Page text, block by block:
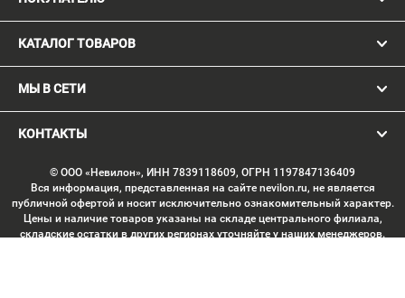
КАТАЛОГ ТОВАРОВ
МЫ В СЕТИ
КОНТАКТЫ
© ООО «Невилон», ИНН 7839118609, ОГРН 1197847136409
Вся информация, представленная на сайте nevilon.ru, не является
публичной офертой и носит исключительно ознакомительный характер.
Цены и наличие товаров указаны на складе центрального филиала,
складские остатки в других регионах уточняйте у наших менеджеров.